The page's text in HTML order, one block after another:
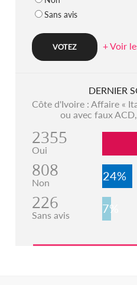
Sans avis
+ Voir
DERNIER
Côte d'Ivoire : Affaire «
ou avec faux
2355
Oui
808
Non 24%
226
Sans avis 7%